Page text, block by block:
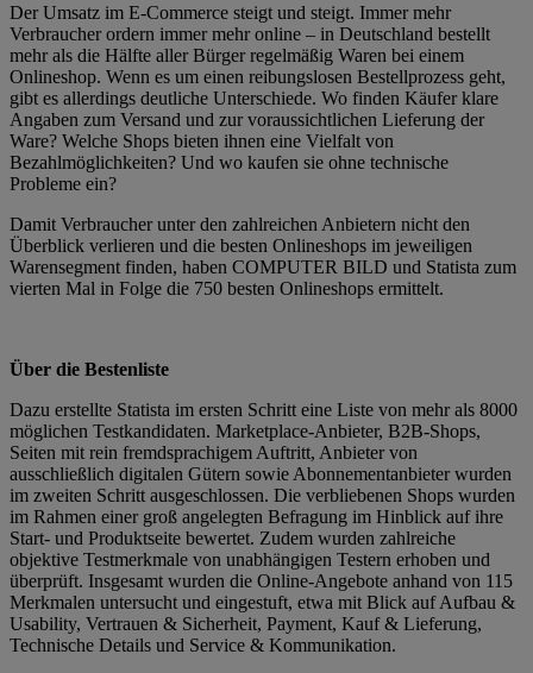
Der Umsatz im E-Commerce steigt und steigt. Immer mehr
Verbraucher ordern immer mehr online – in Deutschland bestellt
mehr als die Hälfte aller Bürger regelmäßig Waren bei einem
Onlineshop. Wenn es um einen reibungslosen Bestellprozess geht,
gibt es allerdings deutliche Unterschiede. Wo finden Käufer klare
Angaben zum Versand und zur voraussichtlichen Lieferung der
Ware? Welche Shops bieten ihnen eine Vielfalt von
Bezahlmöglichkeiten? Und wo kaufen sie ohne technische
Probleme ein?
Damit Verbraucher unter den zahlreichen Anbietern nicht den
Überblick verlieren und die besten Onlineshops im jeweiligen
Warensegment finden, haben COMPUTER BILD und Statista zum
vierten Mal in Folge die 750 besten Onlineshops ermittelt.
Über die Bestenliste
Dazu erstellte Statista im ersten Schritt eine Liste von mehr als 8000
möglichen Testkandidaten. Marketplace-Anbieter, B2B-Shops,
Seiten mit rein fremdsprachigem Auftritt, Anbieter von
ausschließlich digitalen Gütern sowie Abonnementanbieter wurden
im zweiten Schritt ausgeschlossen. Die verbliebenen Shops wurden
im Rahmen einer groß angelegten Befragung im Hinblick auf ihre
Start- und Produktseite bewertet. Zudem wurden zahlreiche
objektive Testmerkmale von unabhängigen Testern erhoben und
überprüft. Insgesamt wurden die Online-Angebote anhand von 115
Merkmalen untersucht und eingestuft, etwa mit Blick auf Aufbau &
Usability, Vertrauen & Sicherheit, Payment, Kauf & Lieferung,
Technische Details und Service & Kommunikation.